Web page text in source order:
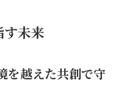
未来
を越えた共創で守